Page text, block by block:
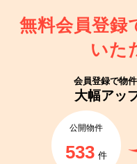
無料会員登録
いた
会員登録で物
大幅アッ
公開物件
533 件